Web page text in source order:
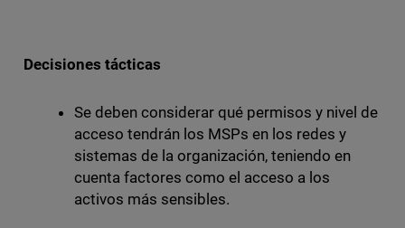
Decisiones tácticas
Se deben considerar qué permisos y nivel de
acceso tendrán los MSPs en los redes y
sistemas de la organización, teniendo en
cuenta factores como el acceso a los
activos más sensibles.